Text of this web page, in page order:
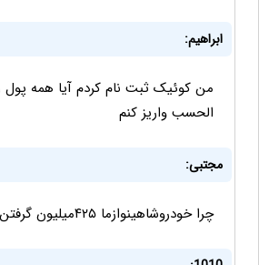
ابراهیم:
من کوئیک ثبت نام کردم آیا همه پول
الحسب واریز کنم
مجتبی:
چرا خودروشاهینوازما ۴۲۵میلیون گرفتن برای ثبت نام